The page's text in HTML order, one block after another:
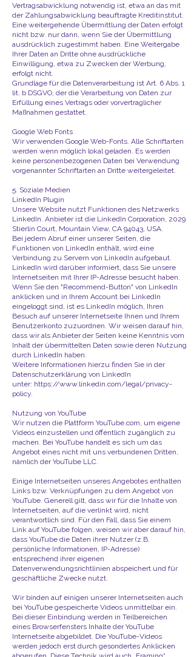
Vertragsabwicklung notwendig ist, etwa an das mit
der Zahlungsabwicklung beauftragte Kreditinstitut.
Eine weitergehende Übermittlung der Daten erfolgt
nicht bzw. nur dann, wenn Sie der Übermittlung
ausdrücklich zugestimmt haben. Eine Weitergabe
Ihrer Daten an Dritte ohne ausdrückliche
Einwilligung, etwa zu Zwecken der Werbung,
erfolgt nicht.
Grundlage für die Datenverarbeitung ist Art. 6 Abs. 1
lit. b DSGVO, der die Verarbeitung von Daten zur
Erfüllung eines Vertrags oder vorvertraglicher
Maßnahmen gestattet.
Google Web Fonts
Wir verwenden Google Web-Fonts. Alle Schriftarten
werden wenn möglich lokal geladen. Es werden
keine personenbezogenen Daten bei Verwendung
vorgenannter Schriftarten an Dritte weitergeleitet.
5. Soziale Medien​
LinkedIn Plugin
Unsere Website nutzt Funktionen des Netzwerks
LinkedIn. Anbieter ist die LinkedIn Corporation, 2029
Stierlin Court, Mountain View, CA 94043, USA.
Bei jedem Abruf einer unserer Seiten, die
Funktionen von LinkedIn enthält, wird eine
Verbindung zu Servern von LinkedIn aufgebaut.
LinkedIn wird darüber informiert, dass Sie unsere
Internetseiten mit Ihrer IP-Adresse besucht haben.
Wenn Sie den "Recommend-Button" von LinkedIn
anklicken und in Ihrem Account bei LinkedIn
eingeloggt sind, ist es LinkedIn möglich, Ihren
Besuch auf unserer Internetseite Ihnen und Ihrem
Benutzerkonto zuzuordnen. Wir weisen darauf hin,
dass wir als Anbieter der Seiten keine Kenntnis vom
Inhalt der übermittelten Daten sowie deren Nutzung
durch LinkedIn haben.
Weitere Informationen hierzu finden Sie in der
Datenschutzerklärung von LinkedIn
unter: https://www.linkedin.com/legal/privacy-
policy.
Nutzung von YouTube
Wir nutzen die Plattform YouTube.com, um eigene
Videos einzustellen und öffentlich zugänglich zu
machen. Bei YouTube handelt es sich um das
Angebot eines nicht mit uns verbundenen Dritten,
nämlich der YouTube LLC.
Einige Internetseiten unseres Angebotes enthalten
Links bzw. Verknüpfungen zu dem Angebot von
YouTube. Generell gilt, dass wir für die Inhalte von
Internetseiten, auf die verlinkt wird, nicht
verantwortlich sind. Für den Fall, dass Sie einem
Link auf YouTube folgen, weisen wir aber darauf hin,
dass YouTube die Daten ihrer Nutzer (z.B.
persönliche Informationen, IP-Adresse)
entsprechend ihrer eigenen
Datenverwendungsrichtlinien abspeichert und für
geschäftliche Zwecke nutzt.
Wir binden auf einigen unserer Internetseiten auch
bei YouTube gespeicherte Videos unmittelbar ein.
Bei dieser Einbindung werden in Teilbereichen
eines Browserfensters Inhalte der YouTube
Internetseite abgebildet. Die YouTube-Videos
werden jedoch erst durch gesondertes Anklicken